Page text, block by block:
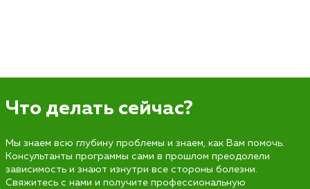
Что делать сейчас?
Мы знаем всю глубину проблемы и знаем, как Вам помочь.
Консультанты программы сами в прошлом преодолели
зависимость и знают изнутри все стороны болезни.
Свяжитесь с нами и получите профессиональную